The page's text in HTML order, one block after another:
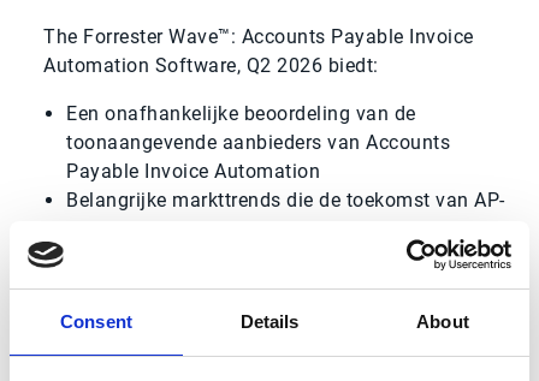
Consent Details About
The Forrester Wave™: Accounts Payable Invoice
Automation Software, Q2 2026 biedt:
Een onafhankelijke beoordeling van de
toonaangevende aanbieders van Accounts
Payable Invoice Automation
Belangrijke markttrends die de toekomst van AP-
Evaluatiecriteria en mogelijkheden die voor
finance leaders het belangrijkst zijn
Inzichten in de sterke punten van leveranciers en